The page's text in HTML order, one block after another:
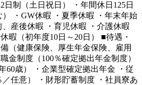
日制（土日祝日） ・年間休日125日
・GW休暇 ・夏季休暇 ・年末年始
産後休暇 ・育児休暇 ・介護休暇
暇（初年度10日～20日） ■待遇・
（健康保険、厚生年金保険、雇用
金制度（100％確定拠出年金制度）
60歳） ・企業型確定拠出年金 ・従
任意） ・財形貯蓄制度 ・社員寮あ